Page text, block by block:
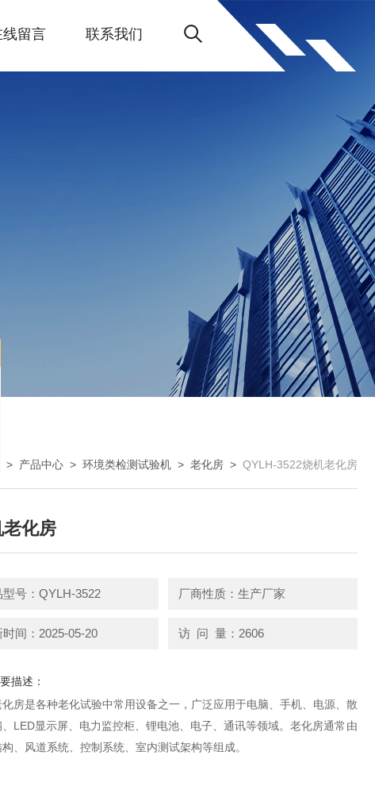
线留言 联系我们
> 产品中心 > 环境类检测试验机 > 老化房 > QYLH-3522烧机老化房
化房
型号：QYLH-3522 厂商性质：生产厂家
时间：2025-05-20 访 问 量：2606
描述：
房是各种老化试验中常用设备之一，广泛应用于电脑、手机、电源、散
LED显示屏、电力监控柜、锂电池、电子、通讯等领域。老化房通常由
、风道系统、控制系统、室内测试架构等组成。